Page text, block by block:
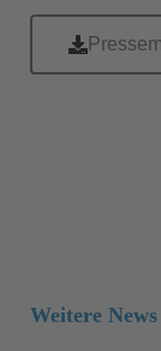
Weitere